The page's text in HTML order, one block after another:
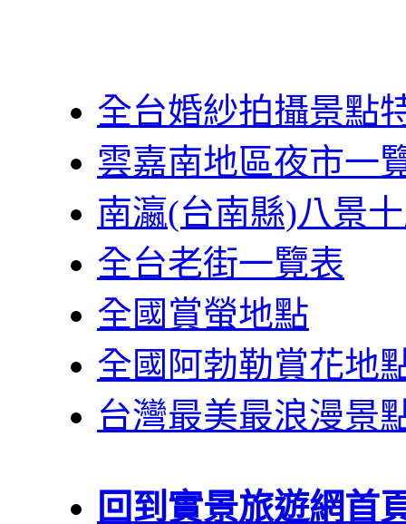
全台婚紗拍攝景點
雲嘉南地區夜市一
南瀛(台南縣)八景
全台老街一覽表
全國賞螢地點
全國阿勃勒賞花地
台灣最美最浪漫景
回到實景旅遊網首